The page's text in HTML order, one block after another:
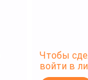
Чтобы
войти в